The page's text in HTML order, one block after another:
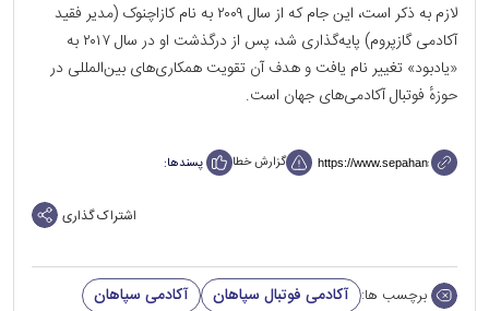
لازم به ذکر است، این جام که از سال ۲۰۰۹ به نام کازاچنوک (مدیر فقید
آکادمی گازپروم) پایه‌گذاری شد، پس از درگذشت او در سال ۲۰۱۷ به
«یادبود» تغییر نام یافت و هدف آن تقویت همکاری‌های بین‌المللی در
حوزهٔ فوتبال آکادمی‌های جهان است.
گزارش خطا پسندها:
اشتراک گذاری
برچسب ها: آکادمی فوتبال سپاهان
آکادمی سپاهان